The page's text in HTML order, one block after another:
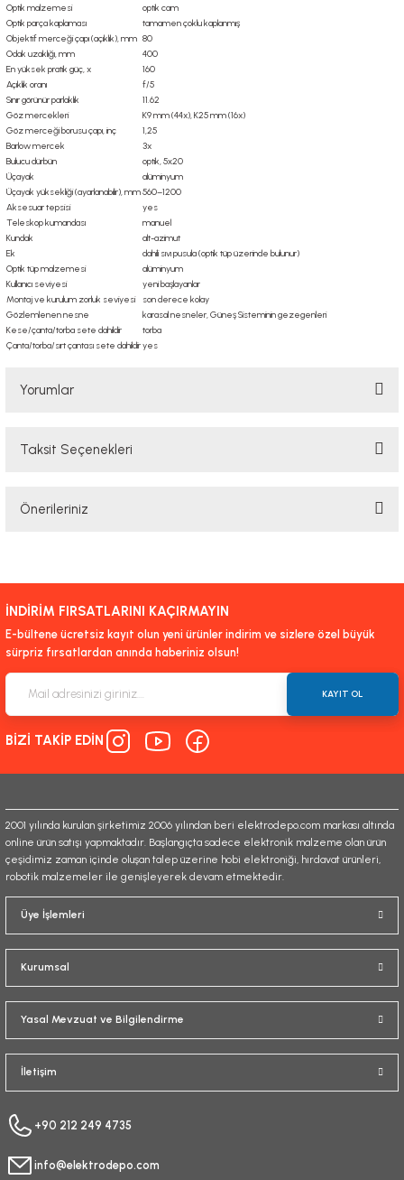
Optik malzemesi
optik cam
Optik parça kaplaması
tamamen çoklu kaplanmış
Objektif merceği çapı (açıklık), mm 80
Odak uzaklığı, mm
400
En yüksek pratik güç, x
160
Açıklık oranı
f/5
Sınır görünür parlaklık
11.62
Göz mercekleri
K9 mm (44x), K25 mm (16x)
Göz merceği borusu çapı, inç
1,25
Barlow mercek
3x
Bulucu dürbün
optik, 5х20
Üçayak
alüminyum
Üçayak yüksekliği (ayarlanabilir), mm560–1200
Aksesuar tepsisi
yes
Teleskop kumandası
manuel
Kundak
alt-azimut
Ek
dahili sıvı pusula (optik tüp üzerinde bulunur)
Optik tüp malzemesi
alüminyum
Kullanıcı seviyesi
yeni başlayanlar
Montaj ve kurulum zorluk seviyesi
son derece kolay
Gözlemlenen nesne
karasal nesneler, Güneş Sisteminin gezegenleri
Kese/çanta/torba sete dahildir
torba
Çanta/torba/sırt çantası sete dahildiryes
Yorumlar
Taksit Seçenekleri
Önerileriniz
yetersiz gördüğünüz noktaları öneri formunu kullanarak tarafımıza
iletebilirsiniz.
Görüş ve önerileriniz için teşekkür ederiz.
Ürün açıklamasında eksik bilgiler bulunuyor.
Ürün bilgilerinde hatalar bulunuyor.
Ürün fiyatı diğer sitelerden daha pahalı.
Gönder
İNDİRİM FIRSATLARINI KAÇIRMAYIN
E-bültene ücretsiz kayıt olun yeni ürünler indirim ve sizlere özel büyük
sürpriz fırsatlardan anında haberiniz olsun!
KAYIT OL
BİZİ TAKİP EDİN
2001 yılında kurulan şirketimiz 2006 yılından beri elektrodepo.com markası altında
online ürün satışı yapmaktadır. Başlangıçta sadece elektronik malzeme olan ürün
çeşidimiz zaman içinde oluşan talep üzerine hobi elektroniği, hırdavat ürünleri,
robotik malzemeler ile genişleyerek devam etmektedir.
Üye İşlemleri
Kurumsal
Yasal Mevzuat ve Bilgilendirme
İletişim
+90 212 249 4735
info@elektrodepo.com